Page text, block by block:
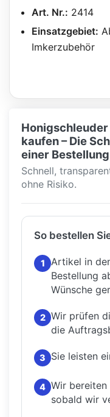
Art. Nr.: 2414
Einsatzgebiet:
Imkerzubehör
Honigschleuder
kaufen – Die
einer Bestellung
Schnell,
ohne Risiko.
So bestellen
1
Artikel in
Bestellung
Wünsche
2 Wir prüfen
die
3 Sie leisten
4 Wir bereiten
sobald wir